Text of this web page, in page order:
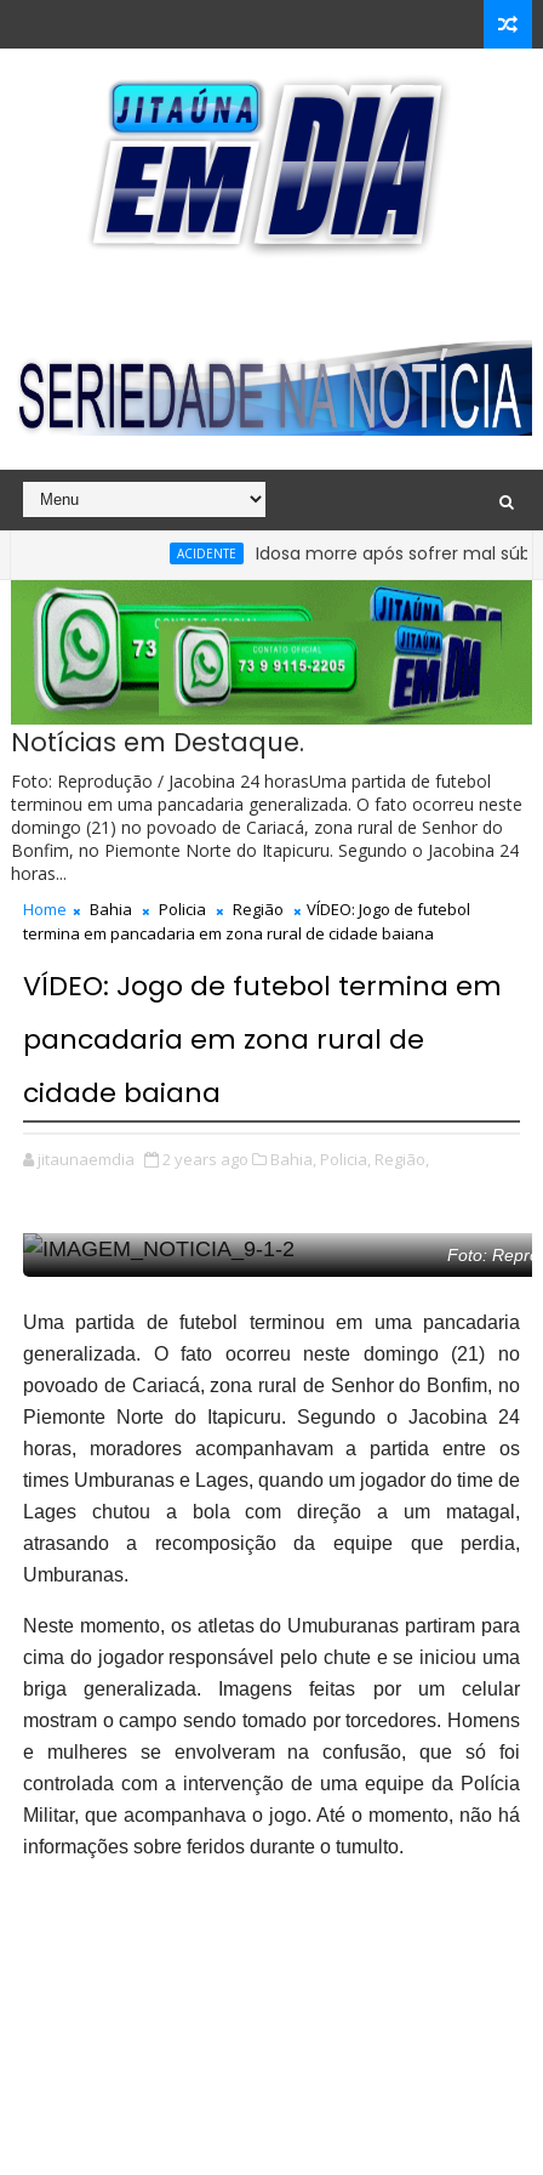
Idosa morre após sofrer mal súbito no
e caminhão na BR-330, no trecho do entroncamento
Notícias em Destaque.
Foto: Reprodução / Jacobina 24 horasUma partida de futebol
terminou em uma pancadaria generalizada. O fato ocorreu neste
domingo (21) no povoado de Cariacá, zona rural de Senhor do
Bonfim, no Piemonte Norte do Itapicuru. Segundo o Jacobina 24
horas...
Home Bahia Policia Região
VÍDEO: Jogo de futebol
termina em pancadaria em zona rural de cidade baiana
VÍDEO: Jogo de futebol termina em
pancadaria em zona rural de
cidade baiana
jitaunaemdia 2 years ago Bahia, Policia, Região,
Foto:
Uma partida de futebol terminou em uma pancadaria
generalizada. O fato ocorreu neste domingo (21) no
povoado de Cariacá, zona rural de Senhor do Bonfim, no
Piemonte Norte do Itapicuru. Segundo o Jacobina 24
horas, moradores acompanhavam a partida entre os
times Umburanas e Lages, quando um jogador do time de
Lages chutou a bola com direção a um matagal,
atrasando a recomposição da equipe que perdia,
Umburanas.
Neste momento, os atletas do Umuburanas partiram para
cima do jogador responsável pelo chute e se iniciou uma
briga generalizada. Imagens feitas por um celular
mostram o campo sendo tomado por torcedores. Homens
e mulheres se envolveram na confusão, que só foi
controlada com a intervenção de uma equipe da Polícia
Militar, que acompanhava o jogo. Até o momento, não há
informações sobre feridos durante o tumulto.